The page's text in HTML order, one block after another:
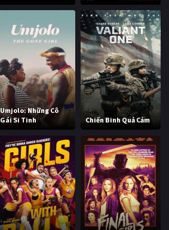
Umjolo: Những Cô
Gái Si Tinh
Chiến Binh Quả Cảm